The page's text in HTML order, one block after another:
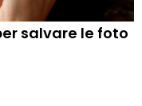
salvare le foto